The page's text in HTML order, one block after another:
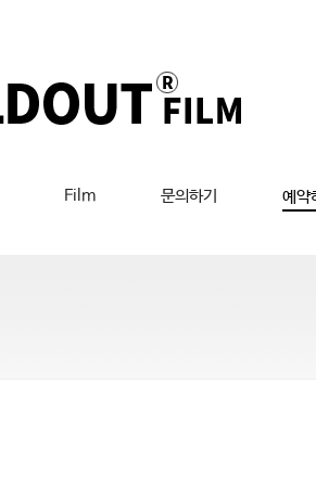
Film 문의하기 예약